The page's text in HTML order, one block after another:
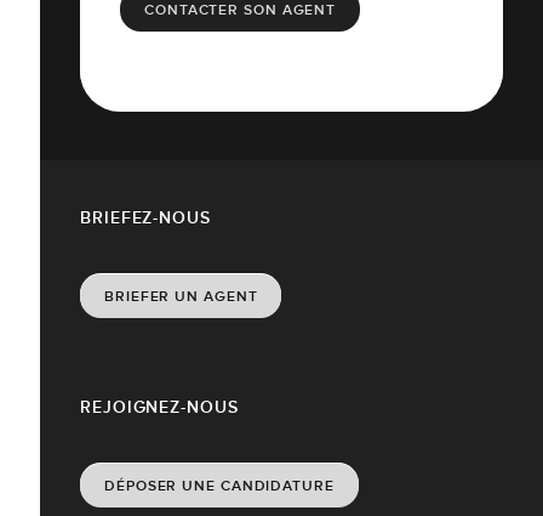
CONTACTER SON AGENT
REJOIGNEZ-NOUS
DÉPOSER UNE CANDIDATURE
BRIEFEZ-NOUS
BRIEFER UN AGENT